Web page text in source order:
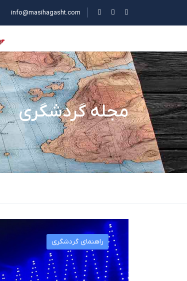
info@masihagasht.com
مجله گردشگری
راهنمای گردشگری